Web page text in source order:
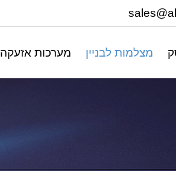
מצלמות לבניין מערכות אזעקה